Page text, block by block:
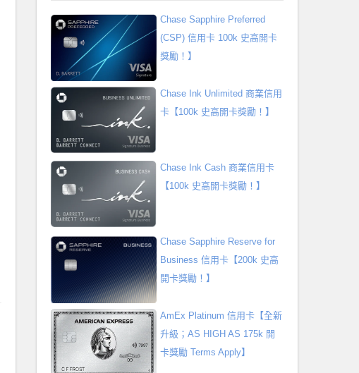
Chase Sapphire Preferred
(CSP) 信用卡 100k 史高開卡
獎勵！】
Chase Ink Unlimited 商業信用
卡【100k 史高開卡獎勵！】
Chase Ink Cash 商業信用卡
【100k 史高開卡獎勵！】
Chase Sapphire Reserve for
Business 信用卡【200k 史高
開卡獎勵！】
AmEx Platinum 信用卡【全新
升級；AS HIGH AS 175k 開
卡獎勵 Terms Apply】